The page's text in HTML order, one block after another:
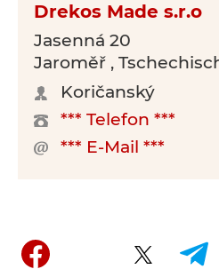
Drekos Made s.r.o
Jasenná 20
Jaroměř ,
Koričanský
*** Telefon ***
*** E-Mail ***